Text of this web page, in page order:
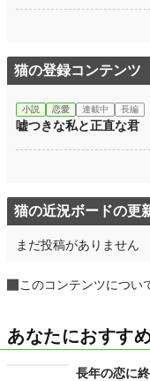
猫の登録コンテンツ
小説 恋愛 連載中 長編
嘘つきな私と正直な君
猫の近況ボードの更
まだ投稿がありません
このコンテンツについ
あなたにおすす
長年の恋に